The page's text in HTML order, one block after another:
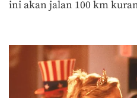
ini akan jalan 100 km